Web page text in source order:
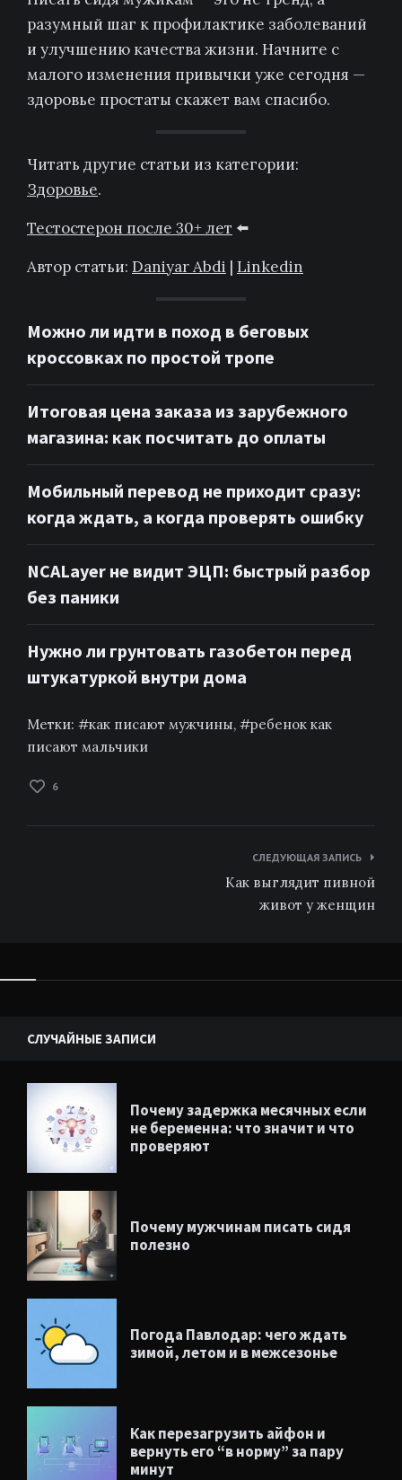
разумный шаг к профилактике заболеваний
и улучшению качества жизни. Начните с
малого изменения привычки уже сегодня —
здоровье простаты скажет вам спасибо.
Читать другие статьи из категории:
Здоровье.
Тестостерон после 30+ лет ⬅️
Автор статьи: Daniyar Abdi | Linkedin
Можно ли идти в поход в беговых
кроссовках по простой тропе
Итоговая цена заказа из зарубежного
магазина: как посчитать до оплаты
Мобильный перевод не приходит сразу:
когда ждать, а когда проверять ошибку
NCALayer не видит ЭЦП: быстрый разбор
без паники
Нужно ли грунтовать газобетон перед
штукатуркой внутри дома
Метки: как писают мужчины,
ребенок как
писают мальчики
6
СЛЕДУЮЩАЯ ЗАПИСЬ
Как выглядит пивной
живот у женщин
Виджеты
СЛУЧАЙНЫЕ ЗАПИСИ
Почему задержка месячных если
не беременна: что значит и что
проверяют
Почему мужчинам писать сидя
полезно
Погода Павлодар: чего ждать
зимой, летом и в межсезонье
Как перезагрузить айфон и
вернуть его “в норму” за пару
минут